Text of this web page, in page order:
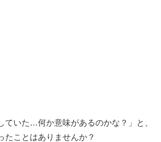
ていた…何か意味があるのかな？」と、
たことはありませんか？